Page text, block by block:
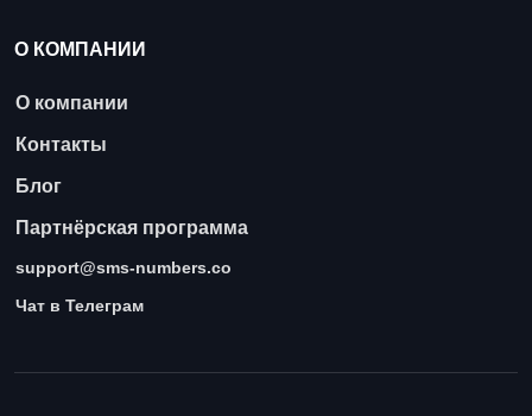
О КОМПАНИИ
О компании
Контакты
Блог
Партнёрская программа
support@sms-numbers.co
Чат в Телеграм